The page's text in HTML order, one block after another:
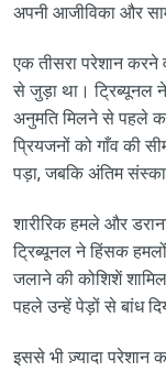
अपनी आजीविका और
एक तीसरा परेशान करने
से जुड़ा था। ट्रिब्यूनल
अनुमति मिलने से पहले
प्रियजनों को गाँव की
पड़ा, जबकि अंतिम
शारीरिक हमले और
ट्रिब्यूनल ने हिंसक हमलों
जलाने की कोशिशें
पहले उन्हें पेड़ों से बांध
इससे भी ज़्यादा परेशान